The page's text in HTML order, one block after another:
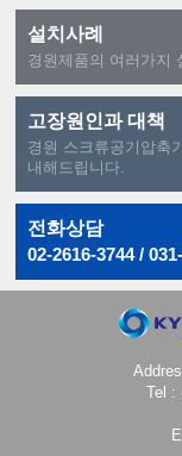
설치사례
경원제품의 여러가지
고장원인과 대책
경원 스크류공기압축
내해드립니다.
전화상담
02-2616-3744 /
Tel :